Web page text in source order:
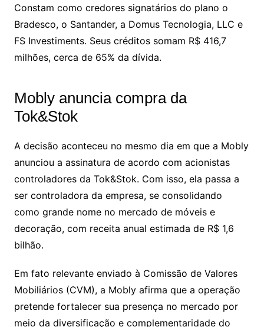
Constam como credores signatários do plano o
Bradesco, o Santander, a Domus Tecnologia, LLC e
FS Investiments. Seus créditos somam R$ 416,7
milhões, cerca de 65% da dívida.
Mobly anuncia compra da
Tok&Stok
A decisão aconteceu no mesmo dia em que a Mobly
anunciou a assinatura de acordo com acionistas
controladores da Tok&Stok. Com isso, ela passa a
ser controladora da empresa, se consolidando
como grande nome no mercado de móveis e
decoração, com receita anual estimada de R$ 1,6
bilhão.
Em fato relevante enviado à Comissão de Valores
Mobiliários (CVM), a Mobly afirma que a operação
pretende fortalecer sua presença no mercado por
meio da diversificação e complementaridade do